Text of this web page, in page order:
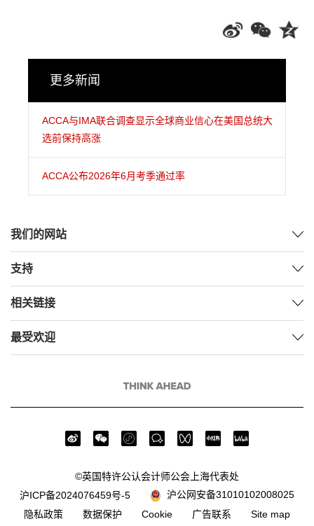
更多新闻
ACCA与IMA联合调查显示全球商业信心在美国总统大
选前保持高涨
ACCA公布2026年6月考季通过率
我们的网站
支持
相关链接
最受欢迎
©英国特许公认会计师公会上海代表处
沪ICP备2024076459号-5
沪公网安备31010102008025
隐私政策
数据保护 Cookie 广告联系 Site map